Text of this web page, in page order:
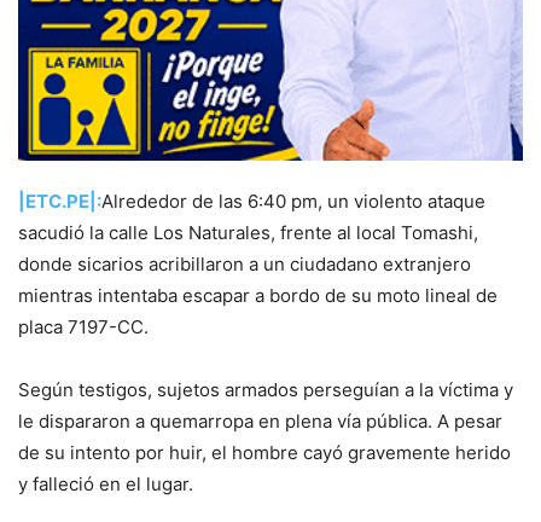
|ETC.PE|:Alrededor de las 6:40 pm, un violento ataque
sacudió la calle Los Naturales, frente al local Tomashi,
donde sicarios acribillaron a un ciudadano extranjero
mientras intentaba escapar a bordo de su moto lineal de
placa 7197-CC.
Según testigos, sujetos armados perseguían a la víctima y
le dispararon a quemarropa en plena vía pública. A pesar
de su intento por huir, el hombre cayó gravemente herido
y falleció en el lugar.